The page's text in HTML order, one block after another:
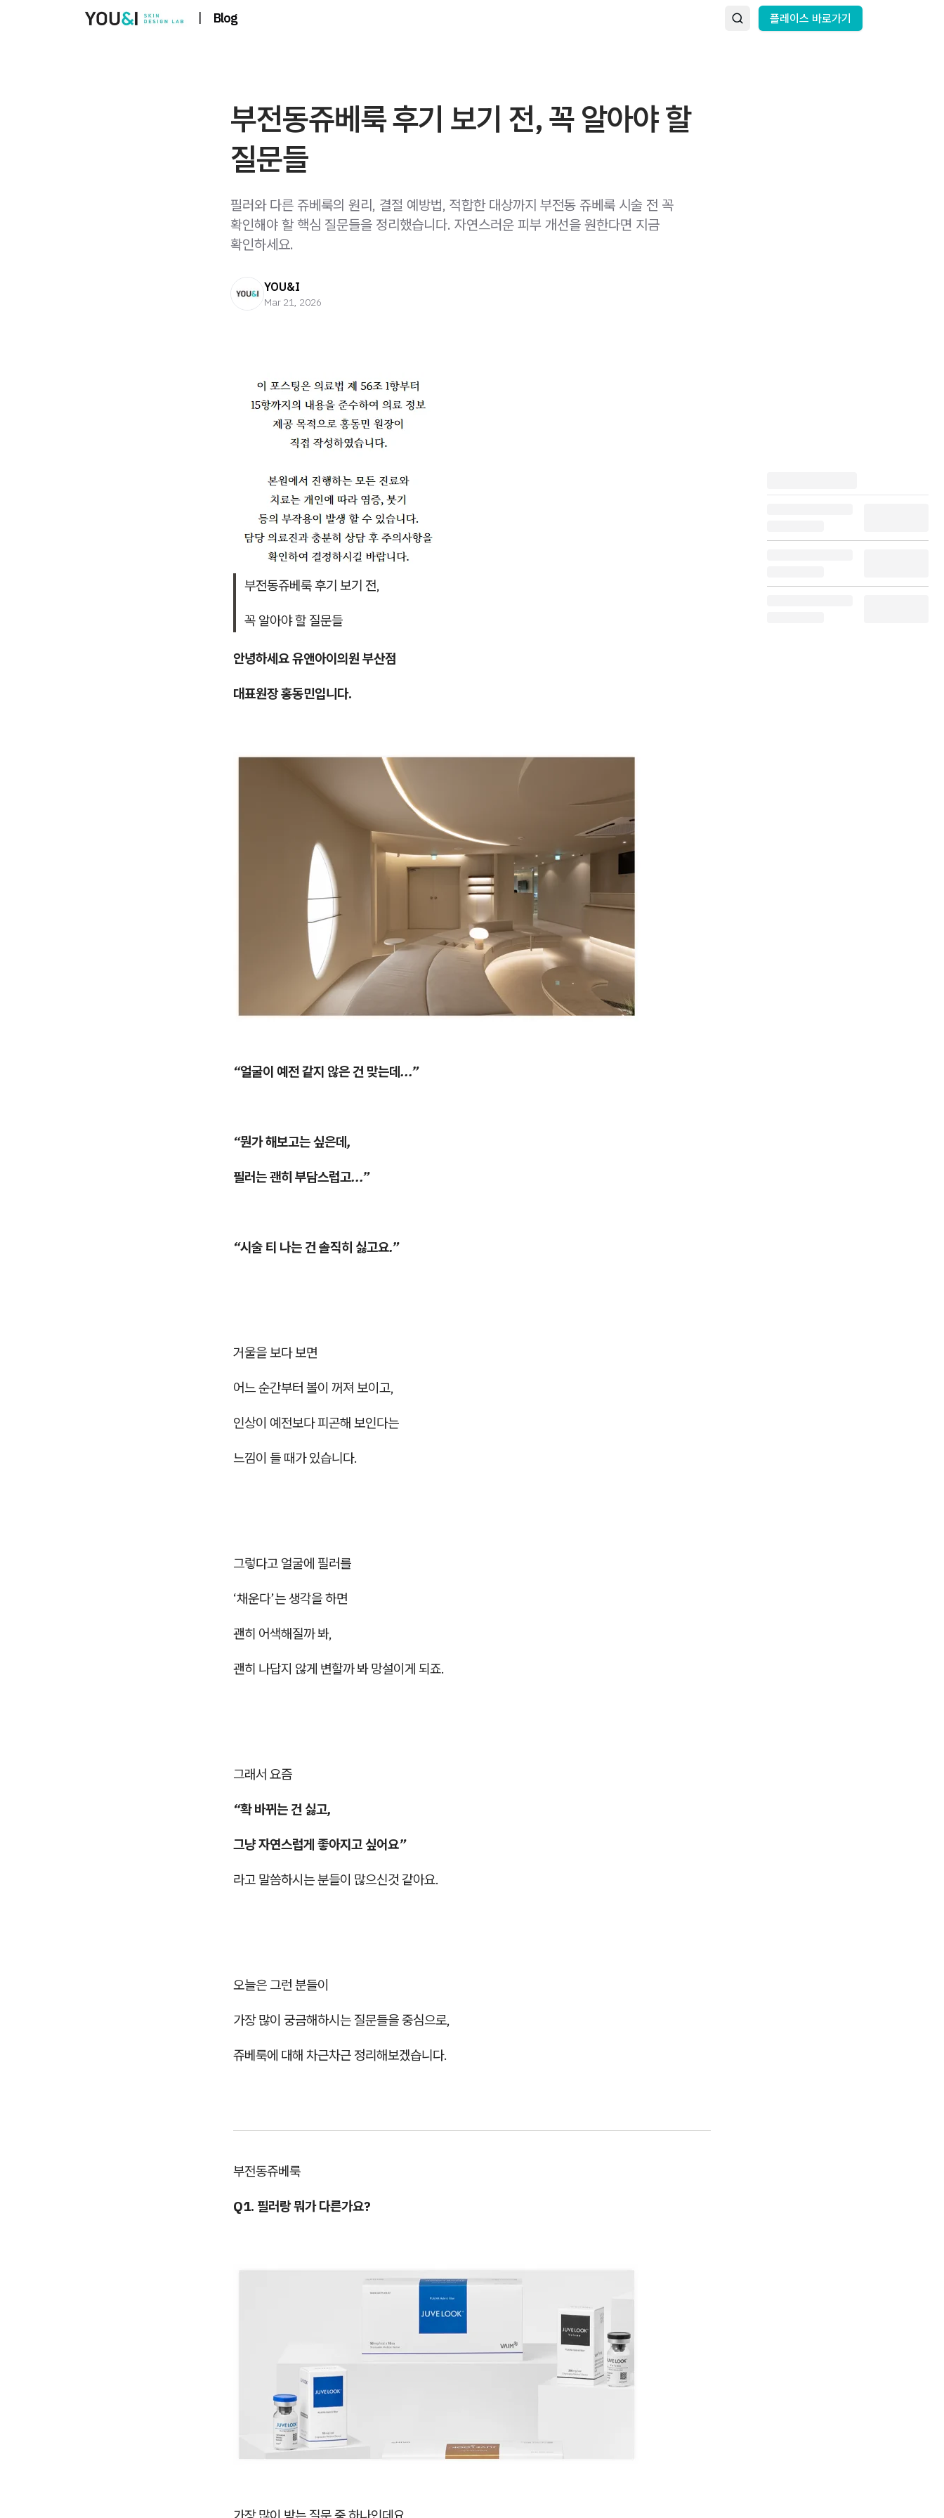
| Blog 플레이스 바로가기
부전동쥬베룩 후기 보기 전, 꼭 알아야 할
질문들
필러와 다른 쥬베룩의 원리, 결절 예방법, 적합한 대상까지 부전동 쥬베룩 시술 전 꼭
확인해야 할 핵심 질문들을 정리했습니다. 자연스러운 피부 개선을 원한다면 지금
확인하세요.
YOU&I
Mar 21, 2026
부전동쥬베룩 후기 보기 전,
꼭 알아야 할 질문들
안녕하세요 유앤아이의원 부산점
대표원장 홍동민입니다.
“얼굴이 예전 같지 않은 건 맞는데...”
“뭔가 해보고는 싶은데,
필러는 괜히 부담스럽고...”
“시술 티 나는 건 솔직히 싫고요.”
거울을 보다 보면
어느 순간부터 볼이 꺼져 보이고,
인상이 예전보다 피곤해 보인다는
느낌이 들 때가 있습니다.
그렇다고 얼굴에 필러를
‘채운다’는 생각을 하면
괜히 어색해질까 봐,
괜히 나답지 않게 변할까 봐 망설이게 되죠.
그래서 요즘
“확 바뀌는 건 싫고,
그냥 자연스럽게 좋아지고 싶어요”
라고 말씀하시는 분들이 많으신것 같아요.
오늘은 그런 분들이
가장 많이 궁금해하시는 질문들을 중심으로,
쥬베룩에 대해 차근차근 정리해보겠습니다.
부전동쥬베룩
Q1. 필러랑 뭐가 다른가요?